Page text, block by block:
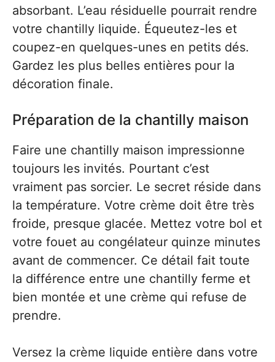
absorbant. L’eau résiduelle pourrait rendre
votre chantilly liquide. Équeutez-les et
coupez-en quelques-unes en petits dés.
Gardez les plus belles entières pour la
décoration finale.
Préparation de la chantilly maison
Faire une chantilly maison impressionne
toujours les invités. Pourtant c’est
vraiment pas sorcier. Le secret réside dans
la température. Votre crème doit être très
froide, presque glacée. Mettez votre bol et
votre fouet au congélateur quinze minutes
avant de commencer. Ce détail fait toute
la différence entre une chantilly ferme et
bien montée et une crème qui refuse de
prendre.
Versez la crème liquide entière dans votre